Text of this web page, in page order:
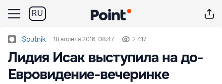
RU
Sputnik 18 апреля 2016, 08:47 2 417
Лидия Исак выступила на до-
Евровидение-вечеринке